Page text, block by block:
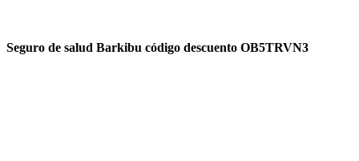
Seguro de salud Barkibu código descuento OB5TRVN3